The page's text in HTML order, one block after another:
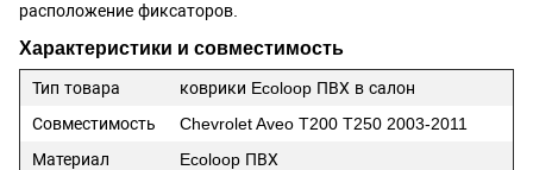
расположение фиксаторов.
Характеристики и совместимость
Тип товара
коврики Ecoloop ПВХ в салон
Совместимость
Chevrolet Aveo T200 T250 2003-2011
Материал
Ecoloop ПВХ